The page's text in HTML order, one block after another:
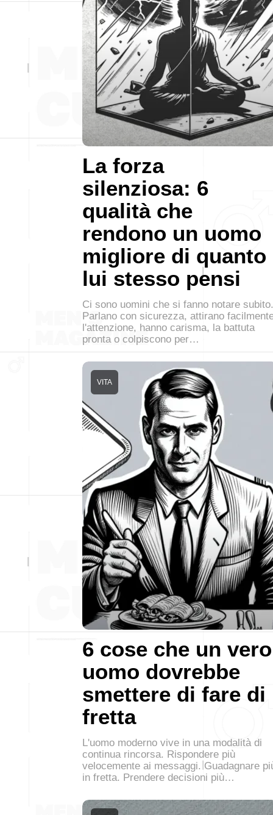
La forza
silenziosa: 6
qualità che
rendono un uomo
migliore di quanto
lui stesso pensi
Ci sono uomini che si fanno notare subito.
Parlano con sicurezza, attirano
l'attenzione, hanno carisma, la battuta
pronta o colpiscono per…
6 cose che un vero
uomo dovrebbe
smettere di fare di
fretta
VITA
L'uomo moderno vive in una modalità di
continua rincorsa. Rispondere più
velocemente ai messaggi. Guadagnare
in fretta. Prendere decisioni più…